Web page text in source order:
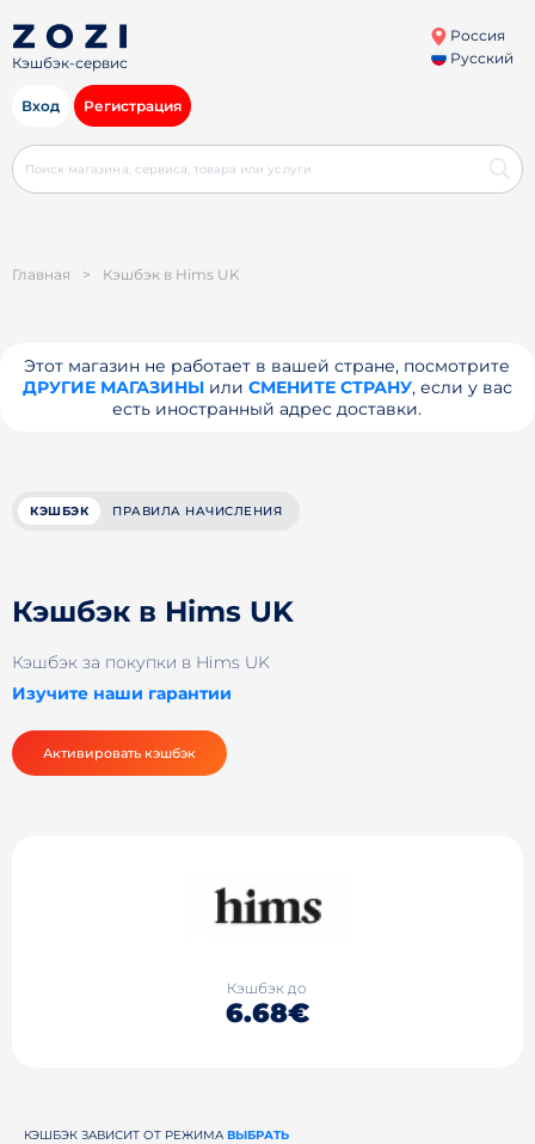
Кэшбэк-сервис
Россия
Русский
Вход Регистрация
Главная > Кэшбэк в Hims UK
Этот магазин не работает в вашей стране, посмотрите
ДРУГИЕ МАГАЗИНЫили СМЕНИТЕ СТРАНУ, если у вас
есть иностранный адрес доставки.
КЭШБЭК ПРАВИЛА НАЧИСЛЕНИЯ
Кэшбэк в Hims UK
Кэшбэк за покупки в Hims UK
Изучите наши гарантии
Активировать кэшбэк
Кэшбэк до
6.68€
КЭШБЭК ЗАВИСИТ ОТ РЕЖИМА ВЫБРАТЬ